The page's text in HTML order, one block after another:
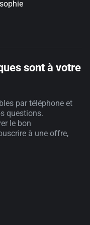
sont à votre
par téléphone et
questions.
le bon
à une offre,